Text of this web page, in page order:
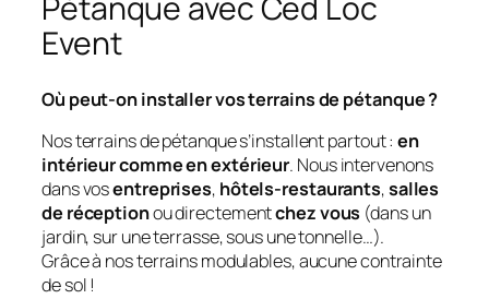
Pétanque avec Ced Loc
Event
Où peut-on installer vos terrains de pétanque ?
Nos terrains de pétanque s’installent partout :en
intérieur comme en extérieur. Nous intervenons
dans vosentreprises, hôtels-restaurants,salles
de réceptionou directementchez vous (dans un
jardin, sur une terrasse, sous une tonnelle…).
Grâce à nos terrains modulables, aucune contrainte
de sol !